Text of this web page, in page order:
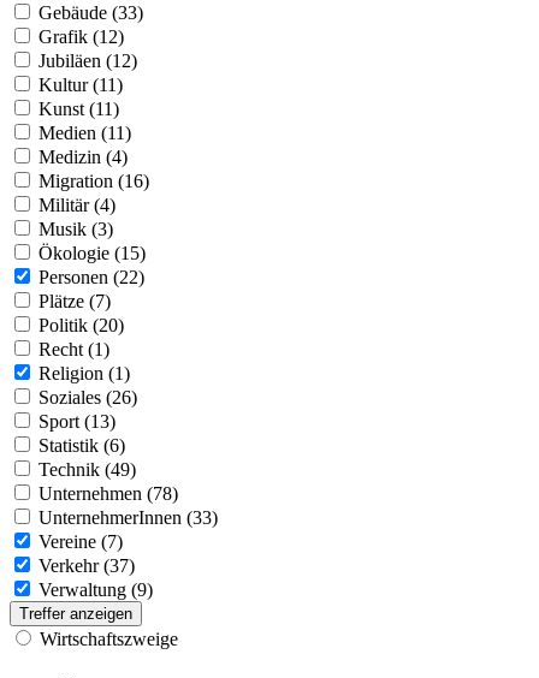
Gebäude (33)
Grafik (12)
Jubiläen (12)
Kultur (11)
Kunst (11)
Medien (11)
Medizin (4)
Migration (16)
Militär (4)
Musik (3)
Ökologie (15)
Personen (22)
Plätze (7)
Politik (20)
Recht (1)
Religion (1)
Soziales (26)
Sport (13)
Statistik (6)
Technik (49)
Unternehmen (78)
UnternehmerInnen (33)
Vereine (7)
Verkehr (37)
Verwaltung (9)
Treffer anzeigen
Wirtschaftszweige